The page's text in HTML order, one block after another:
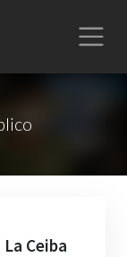
Ceiba